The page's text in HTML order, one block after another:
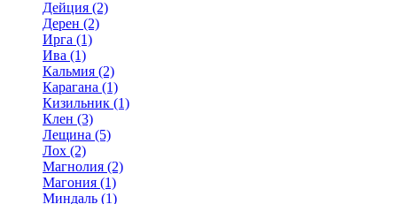
Дейция (2)
Дерен (2)
Ирга (1)
Ива (1)
Кальмия (2)
Карагана (1)
Кизильник (1)
Клен (3)
Лещина (5)
Лох (2)
Магнолия (2)
Магония (1)
Миндаль (1)